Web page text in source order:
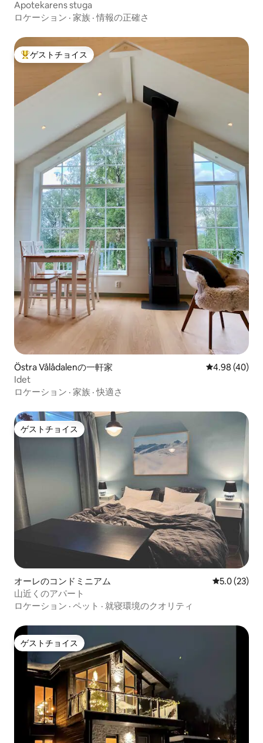
Apotekarens stuga
ロケーション · 家族 ·情報の正確さ
大好評のゲストチョイスです。
ゲストチョイス
Östra Vålådalenの一軒家 レビュー40
4.98 (40)
Idet
ロケーション · 家族 ·快適さ
ゲストチョイス
ゲストチョイス
オーレのコンドミニアム レビュー23
5.0 (23)
山近くのアパート
ロケーション · ペット · 就寝環境のクオリティ
ゲストチョイス
ゲストチョイス